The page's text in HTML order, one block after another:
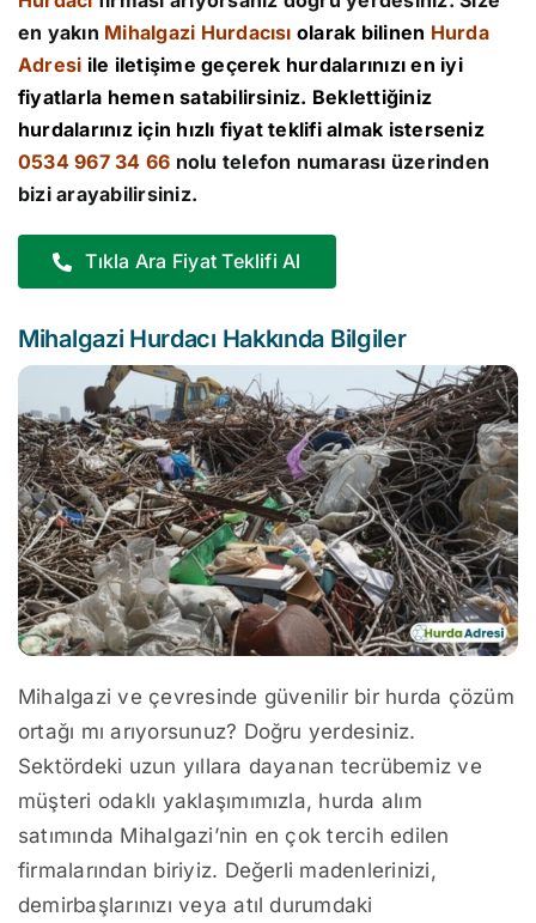
en yakın Mihalgazi Hurdacısı olarak bilinen Hurda
Adresi ile iletişime geçerek hurdalarınızı en iyi
fiyatlarla hemen satabilirsiniz. Beklettiğiniz
hurdalarınız için hızlı fiyat teklifi almak isterseniz
0534 967 34 66 nolu telefon numarası üzerinden
bizi arayabilirsiniz.
Tıkla Ara Fiyat Teklifi Al
Mihalgazi Hurdacı Hakkında Bilgiler
Mihalgazi ve çevresinde güvenilir bir hurda çözüm
ortağı mı arıyorsunuz? Doğru yerdesiniz.
Sektördeki uzun yıllara dayanan tecrübemiz ve
müşteri odaklı yaklaşımımızla, hurda alım
satımında Mihalgazi’nin en çok tercih edilen
firmalarından biriyiz. Değerli madenlerinizi,
demirbaşlarınızı veya atıl durumdaki